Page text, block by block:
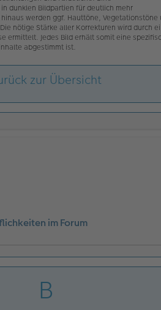
dunklen Bildpartien für deutlich mehr
werden ggf. Hauttöne, Vegetationstöne
nötige Stärke aller Korrekturen wird durch
ermittelt. Jedes Bild erhält somit eine
abgestimmt ist.
zur Übersicht
im Forum
B